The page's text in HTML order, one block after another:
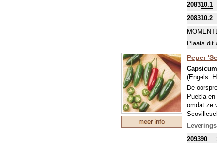
208310.1
208310.2
Plaats dit
meer info
Peper
(Engels:
De
Puebla
omdat ze
knapperig
209390